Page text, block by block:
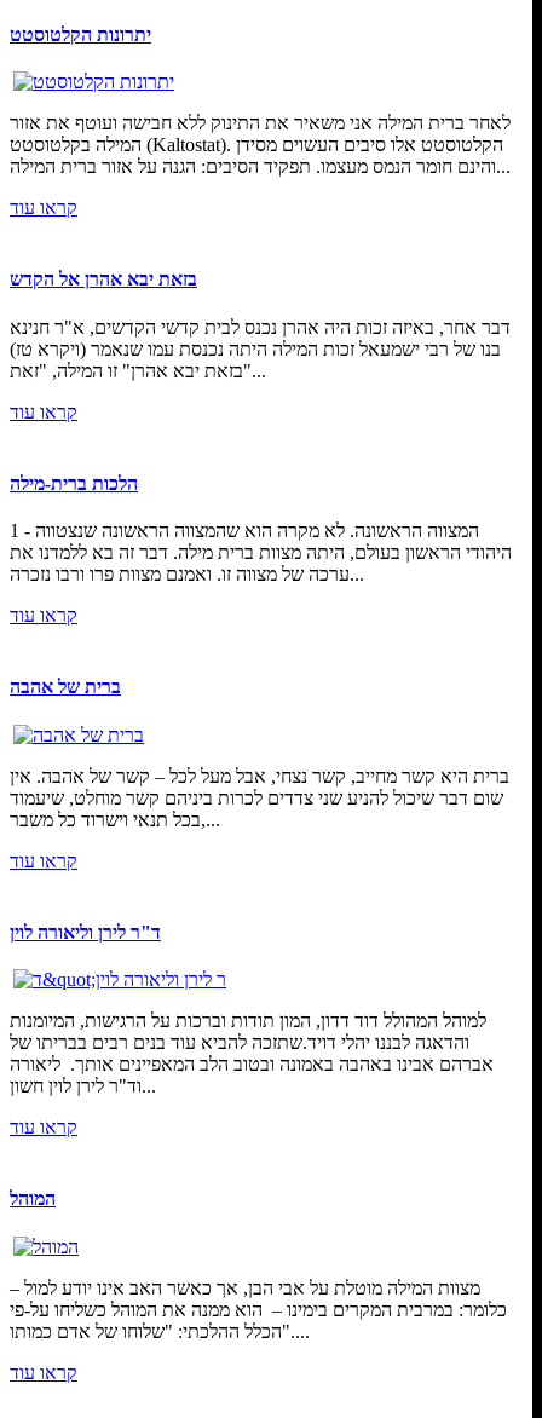
יתרונות הקלטוסטט
לאחר ברית המילה אני משאיר את התינוק ללא חבישה ועוטף את אזור
המילה בקלטוסטט (Kaltostat). הקלטוסטט אלו סיבים העשוים מסידן
והינם חומר הנמס מעצמו. תפקיד הסיבים: הגנה על אזור ברית המילה...
קראו עוד
בזאת יבא אהרן אל הקדש
דבר אחר, באיזה זכות היה אהרן נכנס לבית קדשי הקדשים, א"ר חנינא
בנו של רבי ישמעאל זכות המילה היתה נכנסת עמו שנאמר (ויקרא טז)
"בזאת יבא אהרן" זו המילה, "זאת...
קראו עוד
הלכות ברית-מילה
1 - המצווה הראשונה. לא מקרה הוא שהמצווה הראשונה שנצטווה
היהודי הראשון בעולם, היתה מצוות ברית מילה. דבר זה בא ללמדנו את
ערכה של מצווה זו. ואמנם מצוות פרו ורבו נזכרה...
קראו עוד
ברית של אהבה
ברית היא קשר מחייב, קשר נצחי, אבל מעל לכל – קשר של אהבה. אין
שום דבר שיכול להניע שני צדדים לכרות ביניהם קשר מוחלט, שיעמוד
בכל תנאי וישרוד כל משבר,...
קראו עוד
ד"ר לירן וליאורה לוין
למוהל המהולל דוד דדון, המון תודות וברכות על הרגישות, המיומנות
והדאגה לבננו יהלי דויד.שתזכה להביא עוד בנים רבים בבריתו של
אברהם אבינו באהבה באמונה ובטוב הלב המאפיינים אותך. ליאורה
וד"ר לירן לוין חשון...
קראו עוד
המוהל
מצוות המילה מוטלת על אבי הבן, אך כאשר האב אינו יודע למול –
כלומר: במרבית המקרים בימינו – הוא ממנה את המוהל כשליחו על-פי
הכלל ההלכתי: "שלוחו של אדם כמותו"....
קראו עוד